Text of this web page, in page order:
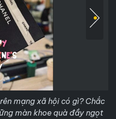
mạng xã hội có gì? Chắc
màn khoe quà đầy ngọt